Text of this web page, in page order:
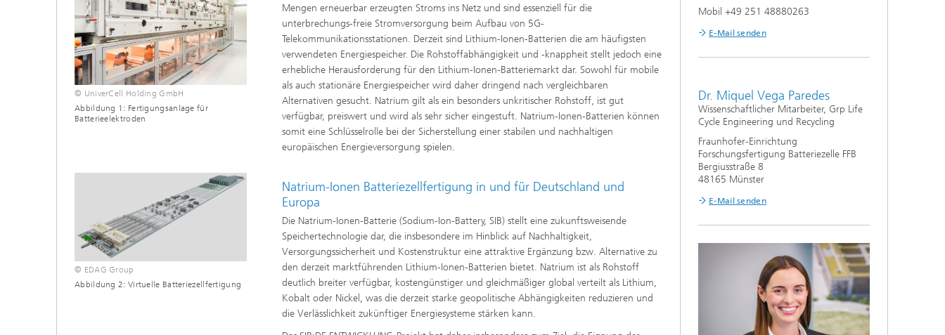
© UniverCell Holding GmbH
Abbildung 1: Fertigungsanlage für
Batterieelektroden
Mengen erneuerbar erzeugten Stroms ins Netz und sind essenziell für die
unterbrechungs-freie Stromversorgung beim Aufbau von 5G-
Telekommunikationsstationen. Derzeit sind Lithium-Ionen-Batterien die am häufigsten
verwendeten Energiespeicher. Die Rohstoffabhängigkeit und -knappheit stellt jedoch eine
erhebliche Herausforderung für den Lithium-Ionen-Batteriemarkt dar. Sowohl für mobile
als auch stationäre Energiespeicher wird daher dringend nach vergleichbaren
Alternativen gesucht. Natrium gilt als ein besonders unkritischer Rohstoff, ist gut
verfügbar, preiswert und wird als sehr sicher eingestuft. Natrium-Ionen-Batterien können
somit eine Schlüsselrolle bei der Sicherstellung einer stabilen und nachhaltigen
europäischen Energieversorgung spielen.
© EDAG Group
Abbildung 2: Virtuelle Batteriezellfertigung
Natrium-Ionen Batteriezellfertigung in und für Deutschland und
Europa
Die Natrium-Ionen-Batterie (Sodium-Ion-Battery, SIB) stellt eine zukunftsweisende
Speichertechnologie dar, die insbesondere im Hinblick auf Nachhaltigkeit,
Versorgungssicherheit und Kostenstruktur eine attraktive Ergänzung bzw. Alternative zu
den derzeit marktführenden Lithium-Ionen-Batterien bietet. Natrium ist als Rohstoff
deutlich breiter verfügbar, kostengünstiger und gleichmäßiger global verteilt als Lithium,
Kobalt oder Nickel, was die derzeit starke geopolitische Abhängigkeiten reduzieren und
die Verlässlichkeit zukünftiger Energiesysteme stärken kann.
Mobil +49 251 48880263
E-Mail senden
Dr. Miquel Vega Paredes
Wissenschaftlicher Mitarbeiter, Grp Life
Cycle Engineering und Recycling
Fraunhofer-Einrichtung
Forschungsfertigung Batteriezelle FFB
Bergiusstraße 8
48165 Münster
E-Mail senden